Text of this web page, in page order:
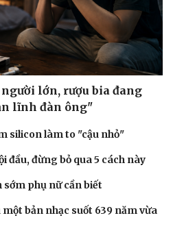
Câu chuyện thời sự
Đọc truyện đêm khuya
Cửa sổ tình yêu
Kể chuyện cho bé
Hạt giống tâm hồn
lớn, rượu bia đang
lĩnh đàn ông"
silicon làm to "cậu nhỏ"
đầu, đừng bỏ qua 5 cách này
phụ nữ cần biết
bản nhạc suốt 639 năm vừa